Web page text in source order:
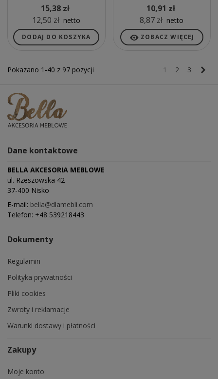
15,38 zł
12,50 zł netto
DODAJ DO KOSZYKA
10,91 zł
8,87 zł netto
ZOBACZ WIĘCEJ
Pokazano 1-40 z 97 pozycji 1 2 3
Dane kontaktowe
BELLA AKCESORIA MEBLOWE
ul. Rzeszowska 42
37-400 Nisko
E-mail: bella@dlamebli.com
Telefon: +48 539218443
Dokumenty
Regulamin
Polityka prywatności
Pliki cookies
Zwroty i reklamacje
Warunki dostawy i płatności
Zakupy
Moje konto